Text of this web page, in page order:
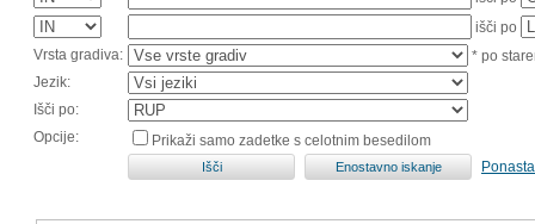
išči po
Vrsta gradiva:
* po
Jezik:
Išči po:
Opcije:
Prikaži samo zadetke s celotnim besedilom